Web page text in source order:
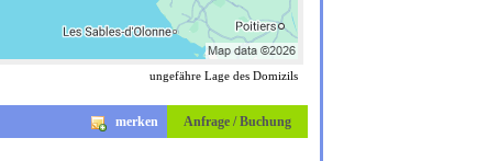
ungefähre Lage des Domizils
Anfrage / Buchung
merken